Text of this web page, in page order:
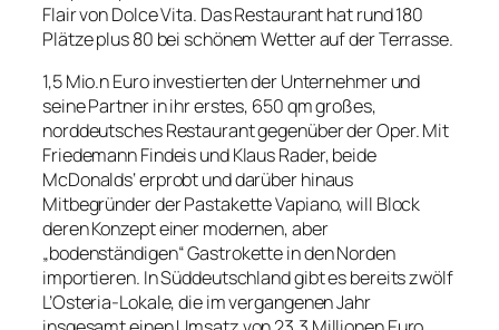
Flair von Dolce Vita. Das Restaurant hat rund 180
Plätze plus 80 bei schönem Wetter auf der Terrasse.
1,5 Mio.n Euro investierten der Unternehmer und
seine Partner in ihr erstes, 650 qm großes,
norddeutsches Restaurant gegenüber der Oper. Mit
Friedemann Findeis und Klaus Rader, beide
McDonalds‘ erprobt und darüber hinaus
Mitbegründer der Pastakette Vapiano, will Block
deren Konzept einer modernen, aber
„bodenständigen“ Gastrokette in den Norden
importieren. In Süddeutschland gibt es bereits zwölf
L’Osteria-Lokale, die im vergangenen Jahr